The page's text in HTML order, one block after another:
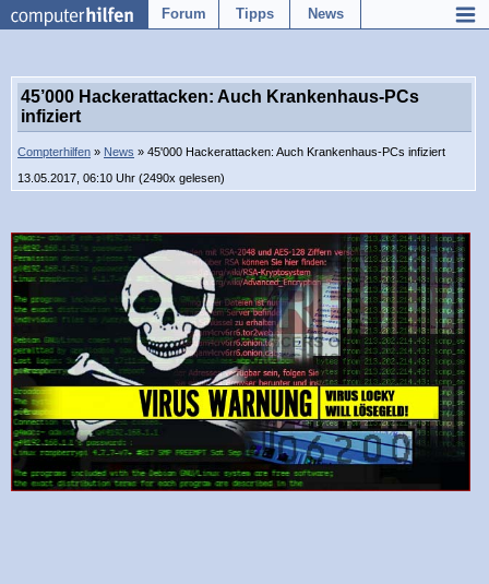
Forum Tipps News
45’000 Hackerattacken: Auch Krankenhaus-PCs
infiziert
Compterhilfen » News » 45'000 Hackerattacken: Auch Krankenhaus-PCs infiziert
13.05.2017, 06:10 Uhr (2490x gelesen)